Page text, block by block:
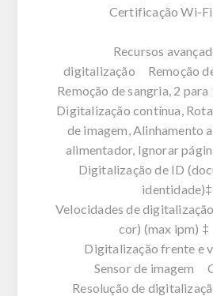
Certificação Wi-
Recursos
digitalização Remoção
Remoção de sangria, 2
Digitalização contínua,
de imagem, Alinhamento
alimentador, Ignorar
Digitalização de ID
identidade)‡
Velocidades de
cor) (max ipm)
Digitalização frente e
Sensor de imagem
Resolução de